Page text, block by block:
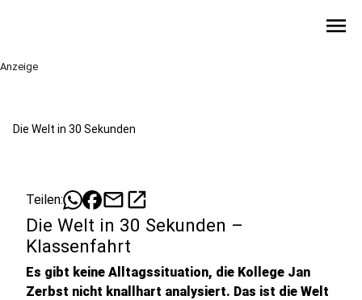
menu
Anzeige
Die Welt in 30 Sekunden
Teilen: mailopen_in_new
Die Welt in 30 Sekunden –
Klassenfahrt
Es gibt keine Alltagssituation, die Kollege Jan
Zerbst nicht knallhart analysiert. Das ist die Welt